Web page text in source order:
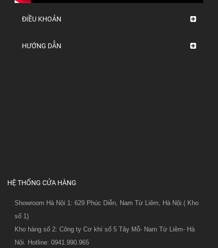
ĐIỀU KHOẢN
HƯỚNG DẪN
HỆ THỐNG CỬA HÀNG
Showroom Hà Nội 1: 629 Phúc Diễn, Nam Từ Liêm, Hà Nội.( Kho
số 1)
Kho hàng số 2: Công ty Cơ khí số 5 Tây Mỗ- Nam Từ Liêm- Hà
Nội. Hotline: 0941.990.965